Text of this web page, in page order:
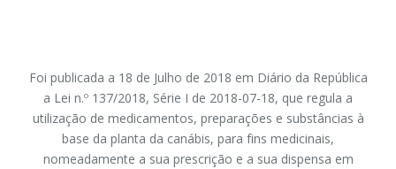
Foi publicada a 18 de Julho de 2018 em Diário da República
a Lei n.º 137/2018, Série I de 2018-07-18, que regula a
utilização de medicamentos, preparações e substâncias à
base da planta da canábis, para fins medicinais,
nomeadamente a sua prescrição e a sua dispensa em